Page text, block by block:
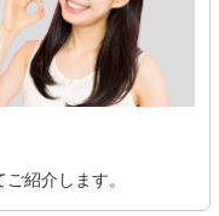
紹介します。